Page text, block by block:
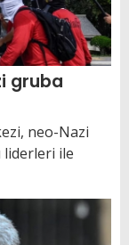
gruba
neo-Nazi
liderleri ile